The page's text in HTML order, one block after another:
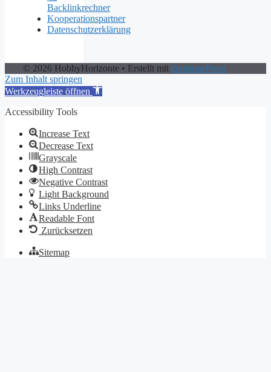
Backlinkrechner
Kooperationspartner
Datenschutzerklärung
© 2026 HobbyHorizonte • Erstellt mit GeneratePress
Zum Inhalt springen
Werkzeugleiste öffnen
Accessibility Tools
Increase Text
Decrease Text
Grayscale
High Contrast
Negative Contrast
Light Background
Links Underline
Readable Font
Zurücksetzen
Sitemap